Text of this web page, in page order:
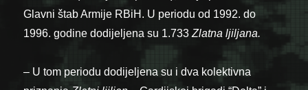
Glavni štab Armije RBiH. U periodu od 1992. do
1996. godine dodijeljena su 1.733Zlatna ljiljana.
– U tom periodu dodijeljena su i dva kolektivna